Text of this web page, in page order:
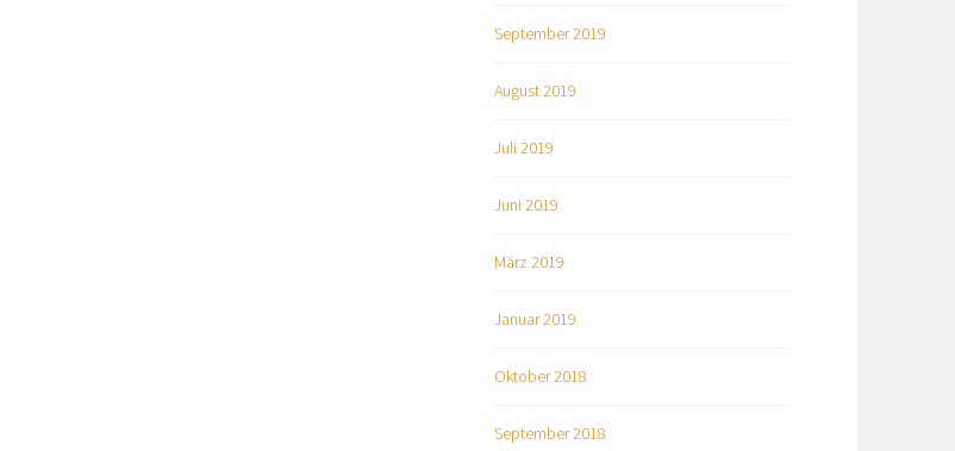
September 2019
August 2019
Juli 2019
Juni 2019
März 2019
Januar 2019
Oktober 2018
September 2018